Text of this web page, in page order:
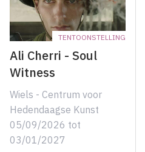
TENTOONSTELLING
Ali Cherri - Soul
Witness
Wiels - Centrum voor
Hedendaagse Kunst
05/09/2026 tot
03/01/2027